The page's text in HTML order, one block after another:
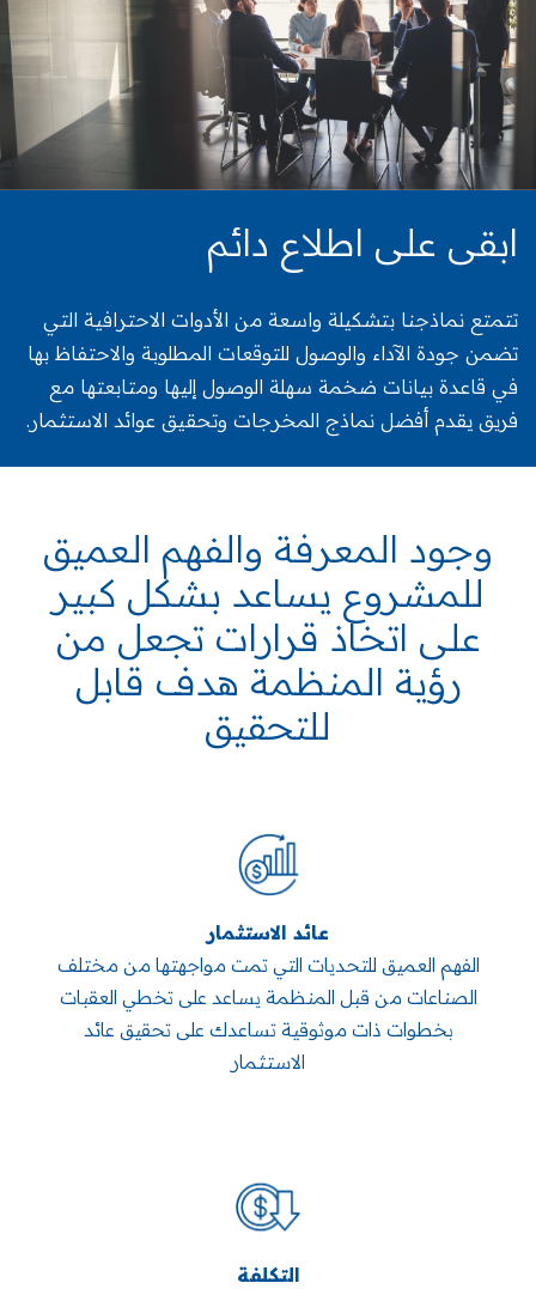
ابقى على اطلاع دائم
تتمتع نماذجنا بتشكيلة واسعة من الأدوات الاحترافية التي
تضمن جودة الآداء والوصول للتوقعات المطلوبة والاحتفاظ بها
في قاعدة بيانات ضخمة سهلة الوصول إليها ومتابعتها مع
فريق يقدم أفضل نماذج المخرجات وتحقيق عوائد الاستثمار.
وجود المعرفة والفهم العميق
للمشروع يساعد بشكل كبير
على اتخاذ قرارات تجعل من
رؤية المنظمة هدف قابل
للتحقيق
عائد الاستثمار
الفهم العميق للتحديات التي تمت مواجهتها من مختلف
الصناعات من قبل المنظمة يساعد على تخطي العقبات
بخطوات ذات موثوقية تساعدك على تحقيق عائد
الاستثمار
التكلفة